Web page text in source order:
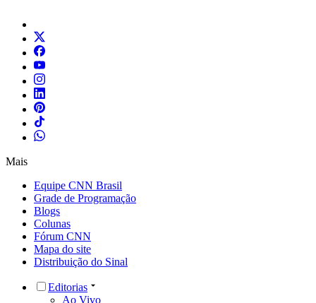
Mais
Equipe CNN Brasil
Grade de Programação
Blogs
Colunas
Fórum CNN
Mapa do site
Distribuição do Sinal
Editorias
Ao Vivo